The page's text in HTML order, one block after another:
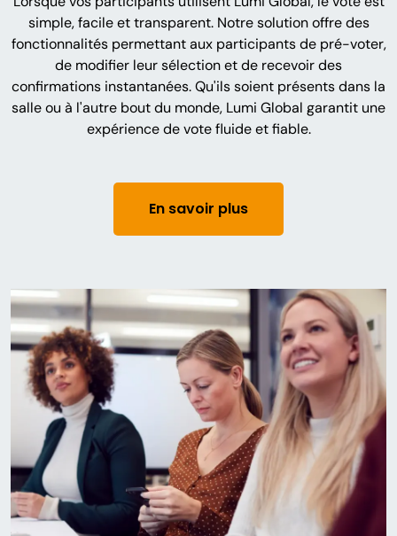
simple, facile et transparent. Notre solution offre des
fonctionnalités permettant aux participants de pré-voter,
de modifier leur sélection et de recevoir des
confirmations instantanées. Qu'ils soient présents dans la
salle ou à l'autre bout du monde, Lumi Global garantit une
expérience de vote fluide et fiable.
En savoir plus